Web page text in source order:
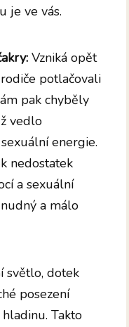
je ve vás.
Vzniká opět
potlačovali
pak chyběly
vedlo
energie.
nedostatek
a sexuální
a málo
světlo, dotek
posezení
Takto